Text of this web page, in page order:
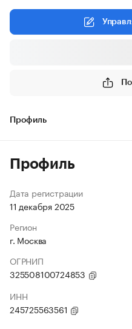
Профиль
Профиль
Дата регистрации
11 декабря 2025
Регион
г. Москва
ОГРНИП
325508100724853
ИНН
245725563561